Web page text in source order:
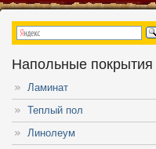
Напольные покрытия
Ламинат
Теплый пол
Линолеум